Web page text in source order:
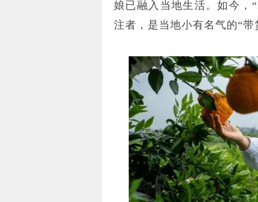
娘已融入当地生活。如今，
注者，是当地小有名气的“带